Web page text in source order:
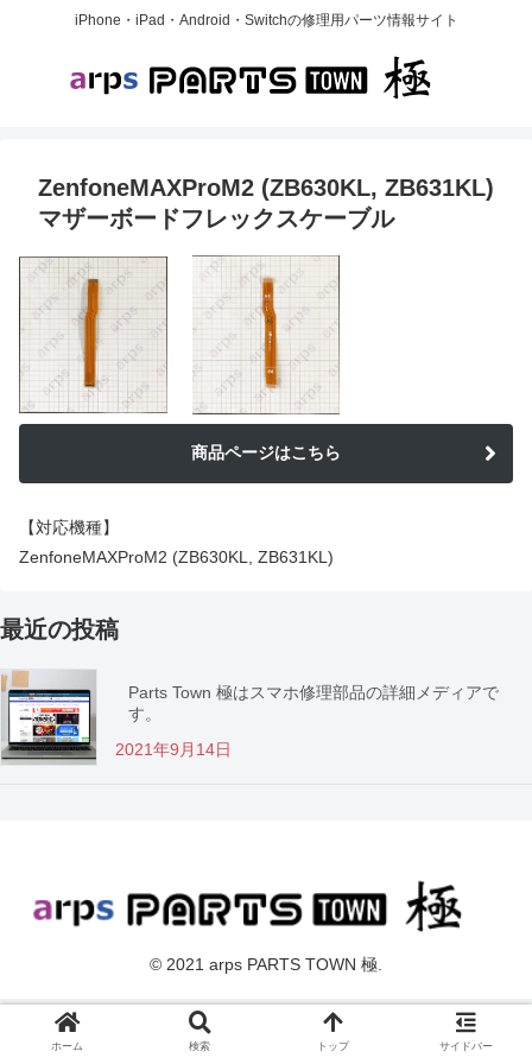
iPhone・iPad・Android・Switchの修理用パーツ情報サイト
ZenfoneMAXProM2 (ZB630KL, ZB631KL)
マザーボードフレックスケーブル
商品ページはこちら
【対応機種】
ZenfoneMAXProM2 (ZB630KL, ZB631KL)
最近の投稿
Parts Town 極はスマホ修理部品の詳細メディアで
す。
2021年9月14日
© 2021 arps PARTS TOWN 極.
ホーム 検索 トップ サイドバー